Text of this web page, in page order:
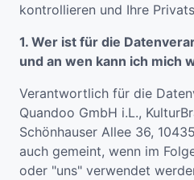
kontrollieren und Ihre
1. Wer ist für die
und an wen kann ich mich
Verantwortlich für die
Quandoo GmbH i.L.,
Schönhauser Allee 36,
auch gemeint, wenn im
oder "uns" verwendet